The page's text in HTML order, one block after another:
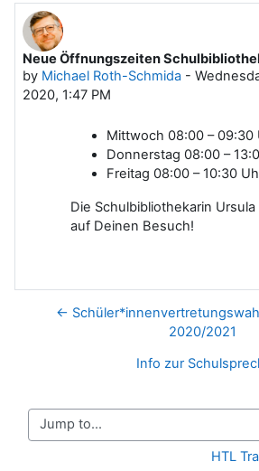
Neue Öffnungszeiten
by Michael Roth-Schmida -
2020, 1:47 PM
Number of replies: 0
Mittwoch 08:00 –
Donnerstag 08:00 –
Freitag 08:00 – 10:30
Die Schulbibliothekarin
auf Deinen Besuch!
←
2020/2021
Info zur
Jump to...
HTL